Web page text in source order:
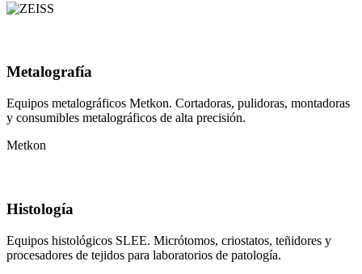
Metalografía
Equipos metalográficos Metkon. Cortadoras, pulidoras, montadoras
y consumibles metalográficos de alta precisión.
Metkon
Histología
Equipos histológicos SLEE. Micrótomos, criostatos, teñidores y
procesadores de tejidos para laboratorios de patología.